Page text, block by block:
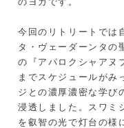
今回のリトリートでは
タ・ヴェーダーンタの
の『アパロクシャアヌ
までスケジュールがみ
ジとの濃厚濃密な学び
浸透しました。スワミ
を叡智の光で灯台の様